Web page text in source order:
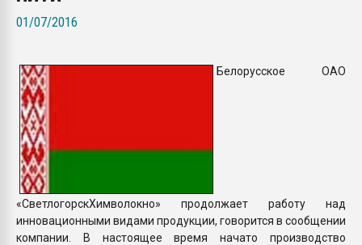
01/07/2016
Белорусское ОАО
«СветлогорскХимволокно» продолжает работу над
инновационными видами продукции, говорится в сообщении
компании. В настоящее время начато производство